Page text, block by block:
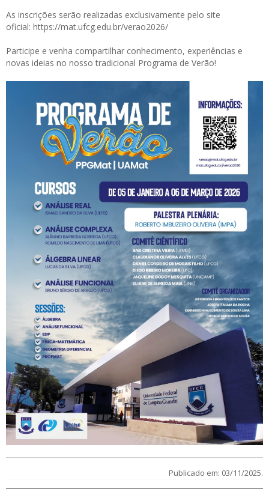
As inscrições serão realizadas exclusivamente pelo site
oficial: https://mat.ufcg.edu.br/verao2026/
Participe e venha compartilhar conhecimento, experiências e
novas ideias no nosso tradicional Programa de Verão!
Publicado em: 03/11/2025.